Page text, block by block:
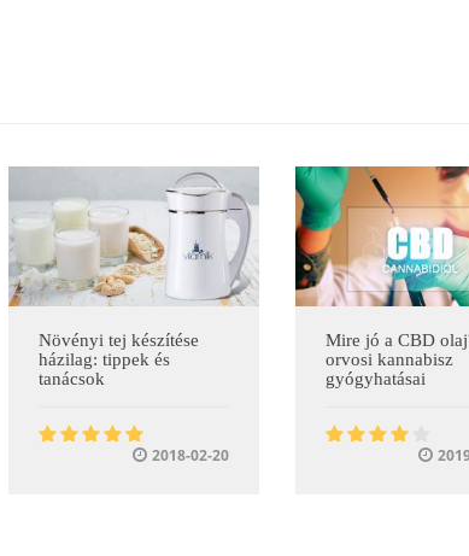
Növényi tej készítése
házilag: tippek és
tanácsok
2018-02-20
Mire jó a CBD
orvosi kannabisz
gyógyhatásai